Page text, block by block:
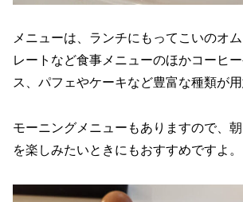
メニューは、ランチにもってこいのオ
レートなど食事メニューのほかコーヒ
ス、パフェやケーキなど豊富な種類が用
モーニングメニューもありますので、
を楽しみたいときにもおすすめですよ。